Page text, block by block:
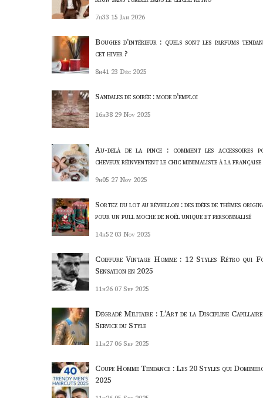
7h33 15 Jan 2026
Bougies d’intérieur : quels sont les parfums
cet hiver ?
8h41 23 Déc 2025
Sandales de soirée : mode d’emploi
16h38 29 Nov 2025
Au-delà de la pince : comment les accessoires
cheveux réinventent le chic minimaliste à la française
9h05 27 Nov 2025
Sortez du lot au réveillon : des idées de thèmes
pour un pull moche de noël unique et personnalisé
14h52 03 Nov 2025
Coiffure Vintage Homme : 12 Styles Rétro qui
Sensation en 2025
11h26 07 Sep 2025
Dégradé Militaire : L’Art de la Discipline
Service du Style
11h27 06 Sep 2025
Coupe Homme Tendance : Les 20 Styles qui
2025